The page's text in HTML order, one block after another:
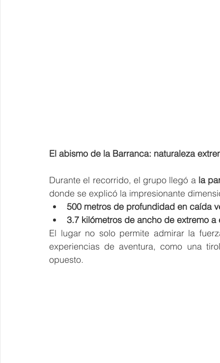
El abismo de la Barranca: naturaleza
Durante el recorrido, el grupo llegó a la
donde se explicó la impresionante
500 metros de profundidad en caída
3.7 kilómetros de ancho de extremo a
El lugar no solo permite admirar la
experiencias de aventura, como una
opuesto.